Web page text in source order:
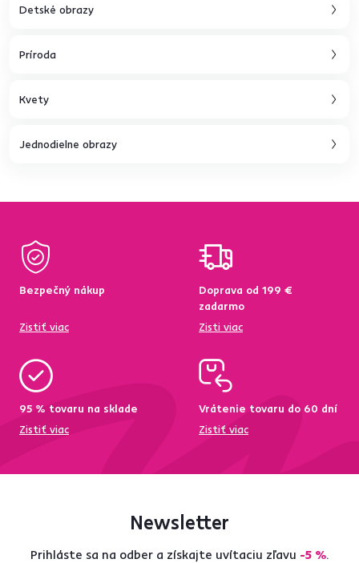
Detské obrazy
Príroda
Kvety
Jednodielne obrazy
Bezpečný nákup
Zistiť viac
Doprava od 199 €
zadarmo
Zisti viac
95 % tovaru na sklade
Zistiť viac
Vrátenie tovaru do 60 dní
Zistiť viac
Newsletter
Prihláste sa na odber a získajte uvítaciu zľavu -5 %.